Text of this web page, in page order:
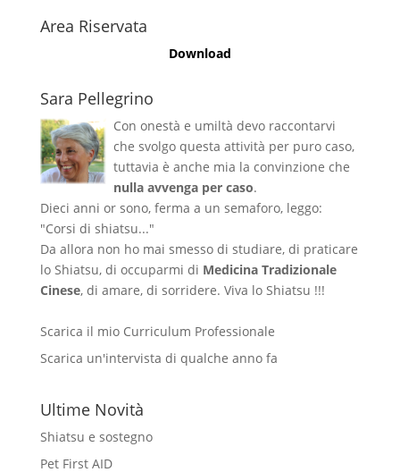
Area Riservata
Download
Sara Pellegrino
Con onestà e umiltà devo raccontarvi
che svolgo questa attività per puro caso,
tuttavia è anche mia la convinzione che
nulla avvenga per caso.
Dieci anni or sono, ferma a un semaforo, leggo:
"Corsi di shiatsu..."
Da allora non ho mai smesso di studiare, di praticare
lo Shiatsu, di occuparmi di Medicina Tradizionale
Cinese, di amare, di sorridere. Viva lo Shiatsu !!!
Scarica il mio Curriculum Professionale
Scarica un'intervista di qualche anno fa
Ultime Novità
Shiatsu e sostegno
Pet First AID